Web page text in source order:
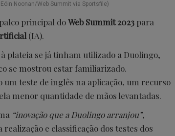
Noonan/Web Summit via Sportsfile)
principal doWeb Summit 2023 para
(IA).
plateia se já tinham utilizado a Duolingo,
se mostrou estar familiarizado.
teste de inglês na aplicação, um recurso
menor quantidade de mãos levantadas.
“inovação que a Duolingo arranjou”,
realização e classificação dos testes dos